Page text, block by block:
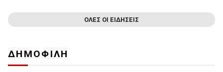
ΟΛΕΣ ΟΙ ΕΙΔΗΣΕΙΣ
ΔΗΜΟΦΙΛΗ